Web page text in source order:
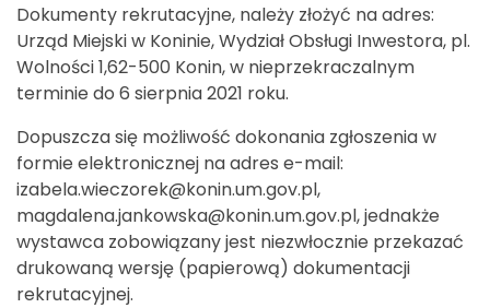
Dokumenty rekrutacyjne, należy złożyć na adres:
Urząd Miejski w Koninie, Wydział Obsługi Inwestora, pl.
Wolności 1,62-500 Konin, w nieprzekraczalnym
terminie do 6 sierpnia 2021 roku.
Dopuszcza się możliwość dokonania zgłoszenia w
formie elektronicznej na adres e-mail:
izabela.wieczorek@konin.um.gov.pl,
magdalena.jankowska@konin.um.gov.pl, jednakże
wystawca zobowiązany jest niezwłocznie przekazać
drukowaną wersję (papierową) dokumentacji
rekrutacyjnej.